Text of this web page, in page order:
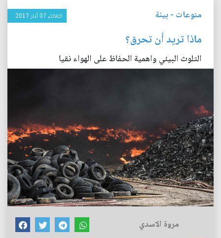
منوعات -بيئة الثلاثاء 07 آذار 2017
ماذا تريد أن تحرق؟
التلوث البيئي واهمية الحفاظ على الهواء نقيا
مروة الاسدي